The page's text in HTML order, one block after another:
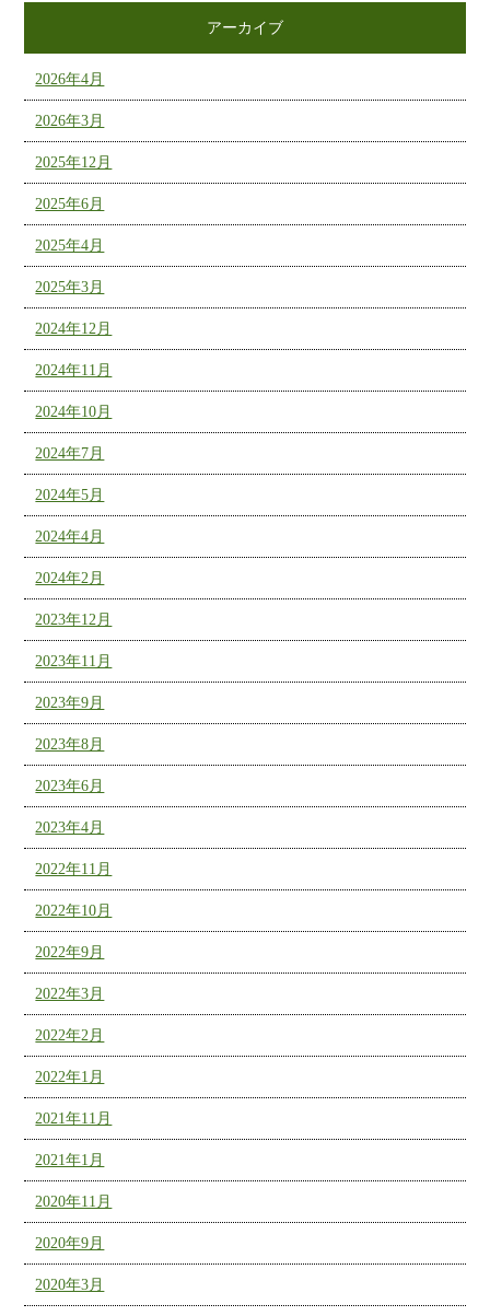
アーカイブ
2026年4月
2026年3月
2025年12月
2025年6月
2025年4月
2025年3月
2024年12月
2024年11月
2024年10月
2024年7月
2024年5月
2024年4月
2024年2月
2023年12月
2023年11月
2023年9月
2023年8月
2023年6月
2023年4月
2022年11月
2022年10月
2022年9月
2022年3月
2022年2月
2022年1月
2021年11月
2021年1月
2020年11月
2020年9月
2020年3月